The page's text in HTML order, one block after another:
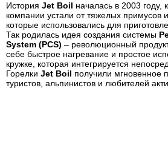
История Jet Boil началась в 2003 году,
компании устали от тяжелых примусов
которые использовались для
Так родилась идея создания системы
System (PCS) – революционный
себе быстрое нагревание и простое
кружке, которая интегрируется
Горелки Jet Boil получили мгновенное
туристов, альпинистов и любителей